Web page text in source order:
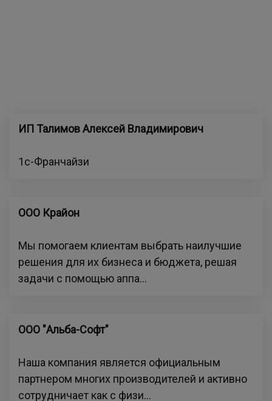
ИП Талимов Алексей Владимирович
1с-Франчайзи
ООО Крайон
Мы помогаем клиентам выбрать наилучшие
решения для их бизнеса и бюджета, решая
задачи с помощью аппа...
ООО "Альба-Софт"
Наша компания является официальным
партнером многих производителей и активно
сотрудничает как с физи...